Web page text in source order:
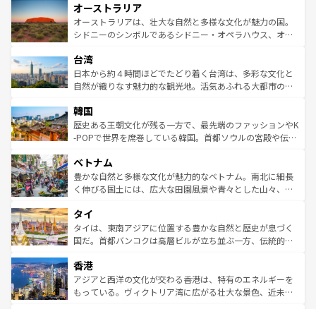
部のニューオーリンズでは、音楽と美食が融合した独特の
文化が魅力。旅行者はアメリカの各地域で異なる魅力を楽
しみながら、その多様性と豊かな歴史を感じることができ
ならではの贅沢な旅のスタイルだ。 なお、新着のアメリカ
情報はコンテンツ一覧を参照してほしい。
ワイ島は見逃せない。また、定番の観光地といえばオアフ
島だが、静かな自然を求めるならマウイ島やカウアイ島が
おすすめ。エメラルドグリーンに輝く海をはじめ、豊かな
れるおもてなしの心で訪れる人々を迎えてくれるハワイの
人々、おいしいローカルフードやハワイアンミュージッ
ク、伝統的なフラダンスなど、すべてがハワイの魅力を彩
ワイを、存分に味わってほしい。 なお、新着のハワイ情報
はコンテンツ一覧を参照してほしい。
オーストラリア
オーストラリアは、壮大な自然と多様な文化が魅力の国。
シドニーのシンボルであるシドニー・オペラハウス、オー
リアリーフや大陸中央部にそびえるウルル（エアーズロッ
ク）、タスマニアの美しい原生林やケアンズの熱帯雨林な
ど、見どころがたくさん。また、カフェやワイン、オージ
いる。アクティビティも充実しており、サーフィンやダイ
ビング、ハイキングなど、アウトドア好きにはたまらな
い。オーストラリアの多彩な魅力を存分に味わいつくそ
参照してほしい。
台湾
日本から約４時間ほどでたどり着く台湾は、多彩な文化と
自然が織りなす魅力的な観光地。活気あふれる大都市の台
ン）、静ひつな山岳地帯である台湾東部など、都市の喧騒
と山間の静けさが共存しており、訪れる人に新しい発見と
驚きをもたらしてくれる。また、奥深い台湾の食文化も魅
容にもいいと評判のスイーツなど、バラエティ豊かな料理
が味わえる。 なお、新着の台湾情報は コンテンツ一覧を参
照してほしい。
韓国
歴史ある王朝文化が残る一方で、最先端のファッションやK
-POPで世界を席巻している韓国。首都ソウルの宮殿や伝統
き、地方に足を延ばせば四季折々の自然美を楽しむことが
できる。そして、キムチや焼肉、絶品のストリートフード
まで、さまざまな韓国料理が待っている。夜には、韓国な
リティに包まれながら、韓国の多彩な魅力を心ゆくまで味
わってみてほしい。 なお、新着の韓国情報はコンテンツ一
覧を参照してほしい。
ベトナム
豊かな自然と多様な文化が魅力的なベトナム。南北に細長
く伸びる国土には、広大な田園風景や青々とした山々、世
急速な発展と共に伝統が息づく。ハノイの古い町並みやホ
ーチミン市のフランス統治時代の建物も、独特の雰囲気を
醸し出している。また、バラエティの豊かさとおいしさで
とつ。フォーやバインミー、ベトナムコーヒーなどは、ぜ
ひ現地で味わいたい。どの地域を訪れてもあたたかい人々
が旅行者を迎えてくれるので、きっと忘れられない旅にな
タイ
タイは、東南アジアに位置する豊かな自然と歴史が息づく
国だ。首都バンコクは高層ビルが立ち並ぶ一方、伝統的な
の活気が交差している。北部ではチェンマイなどの山岳地
帯で自然と触れ合い、南部ではプーケットやクラビの美し
いビーチでリゾート気分を楽しむことができる。タイ料理
香港
アジアと西洋の文化が交わる香港は、特有のエネルギーを
もっている。ヴィクトリア湾に広がる壮大な景色、近未来